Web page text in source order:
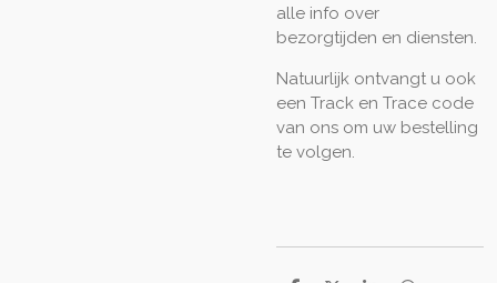
alle info over
bezorgtijden en diensten.
Natuurlijk ontvangt u ook
een Track en Trace code
van ons om uw bestelling
te volgen.